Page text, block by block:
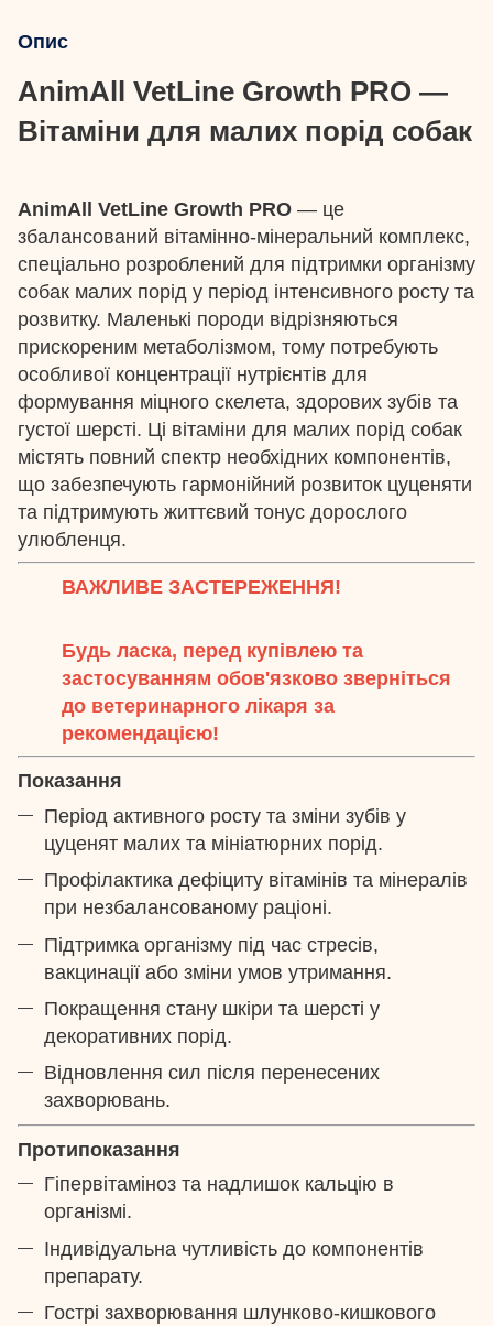
Опис
AnimAll VetLine Growth PRO —
Вітаміни для малих порід собак
AnimAll VetLine Growth PRO — це
збалансований вітамінно-мінеральний комплекс,
спеціально розроблений для підтримки організму
собак малих порід у період інтенсивного росту та
розвитку. Маленькі породи відрізняються
прискореним метаболізмом, тому потребують
особливої концентрації нутрієнтів для
формування міцного скелета, здорових зубів та
густої шерсті. Ці вітаміни для малих порід собак
містять повний спектр необхідних компонентів,
що забезпечують гармонійний розвиток цуценяти
та підтримують життєвий тонус дорослого
улюбленця.
ВАЖЛИВЕ ЗАСТЕРЕЖЕННЯ!
Будь ласка, перед купівлею та
застосуванням обов'язково зверніться
до ветеринарного лікаря за
рекомендацією!
Показання
Період активного росту та зміни зубів у
цуценят малих та мініатюрних порід.
Профілактика дефіциту вітамінів та мінералів
при незбалансованому раціоні.
Підтримка організму під час стресів,
вакцинації або зміни умов утримання.
Покращення стану шкіри та шерсті у
декоративних порід.
Відновлення сил після перенесених
захворювань.
Протипоказання
Гіпервітаміноз та надлишок кальцію в
організмі.
Індивідуальна чутливість до компонентів
препарату.
Гострі захворювання шлунково-кишкового